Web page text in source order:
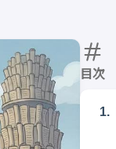
目次